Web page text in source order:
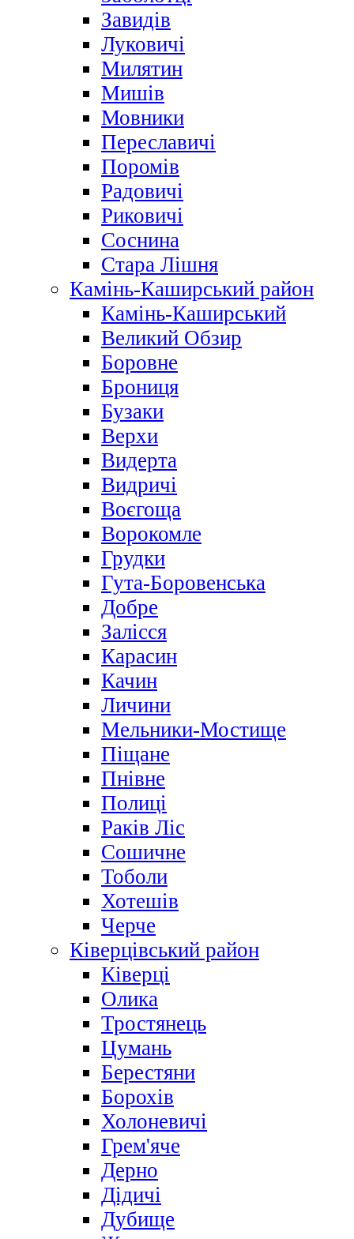
Завидів
Луковичі
Милятин
Мишів
Мовники
Переславичі
Поромів
Радовичі
Риковичі
Соснина
Стара Лішня
Камінь-Каширський район
Камінь-Каширський
Великий Обзир
Боровне
Брониця
Бузаки
Верхи
Видерта
Видричі
Воєгоща
Ворокомле
Грудки
Гута-Боровенська
Добре
Залісся
Карасин
Качин
Личини
Мельники-Мостище
Піщане
Пнівне
Полиці
Раків Ліс
Сошичне
Тоболи
Хотешів
Черче
Ківерцівський район
Ківерці
Олика
Тростянець
Цумань
Берестяни
Борохів
Холоневичі
Грем'яче
Дерно
Дідичі
Дубище